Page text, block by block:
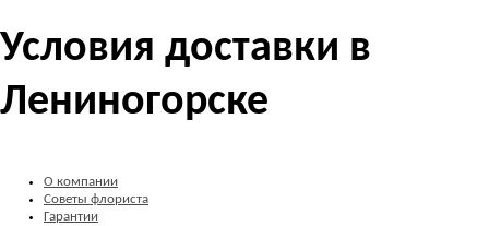
Условия доставки в
Лениногорске
О компании
Советы флориста
Гарантии